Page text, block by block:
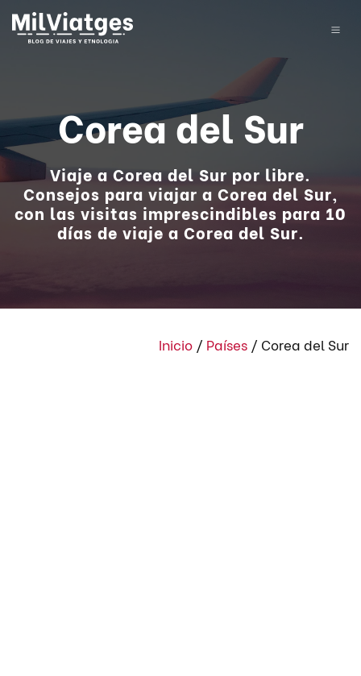
Corea del Sur
Viaje a Corea del Sur por libre.
Consejos para viajar a Corea del Sur,
con las visitas imprescindibles para 10
días de viaje a Corea del Sur.
Inicio / Países / Corea del Sur